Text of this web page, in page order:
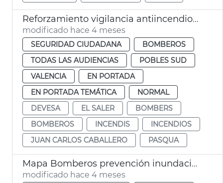
Reforzamiento vigilancia antiincendios Devesa València
modificado hace 4 meses
SEGURIDAD CIUDADANA
BOMBEROS
TODAS LAS AUDIENCIAS
POBLES SUD
VALENCIA
EN PORTADA
EN PORTADA TEMÁTICA
NORMAL
DEVESA
EL SALER
BOMBERS
BOMBEROS
INCENDIS
INCENDIOS
JUAN CARLOS CABALLERO
PASQUA
Mapa Bomberos prevención inundaciones fluviales
modificado hace 4 meses